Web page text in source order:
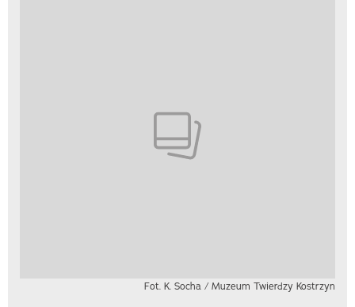
Fot. K. Socha / Muzeum Twierdzy Kostrzyn